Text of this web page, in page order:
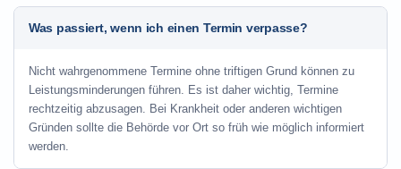
Was passiert, wenn ich einen Termin verpasse?
Nicht wahrgenommene Termine ohne triftigen Grund können zu
Leistungsminderungen führen. Es ist daher wichtig, Termine
rechtzeitig abzusagen. Bei Krankheit oder anderen wichtigen
Gründen sollte die Behörde vor Ort so früh wie möglich informiert
werden.